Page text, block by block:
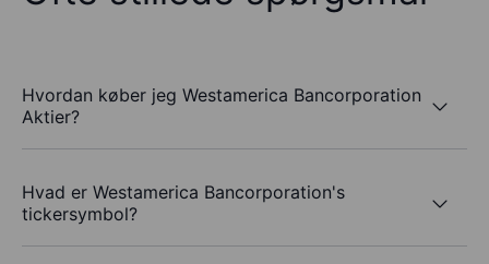
Hvordan køber jeg Westamerica Bancorporation
Aktier?
Hvad er Westamerica Bancorporation's
tickersymbol?